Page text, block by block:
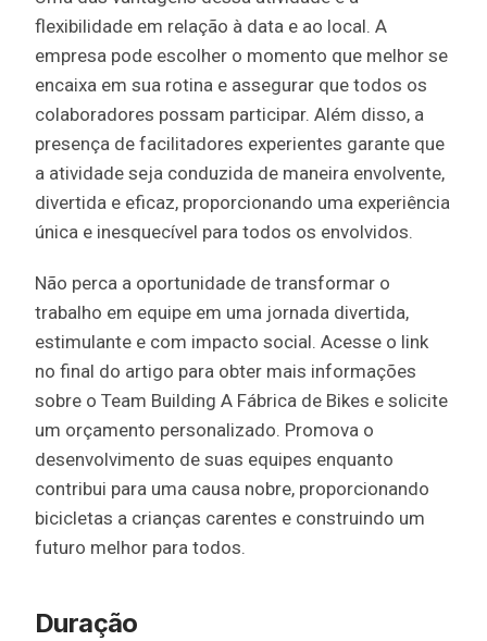
flexibilidade em relação à data e ao local. A
empresa pode escolher o momento que melhor se
encaixa em sua rotina e assegurar que todos os
colaboradores possam participar. Além disso, a
presença de facilitadores experientes garante que
a atividade seja conduzida de maneira envolvente,
divertida e eficaz, proporcionando uma experiência
única e inesquecível para todos os envolvidos.
Não perca a oportunidade de transformar o
trabalho em equipe em uma jornada divertida,
estimulante e com impacto social. Acesse o link
no final do artigo para obter mais informações
sobre o Team Building A Fábrica de Bikes e solicite
um orçamento personalizado. Promova o
desenvolvimento de suas equipes enquanto
contribui para uma causa nobre, proporcionando
bicicletas a crianças carentes e construindo um
futuro melhor para todos.
Duração